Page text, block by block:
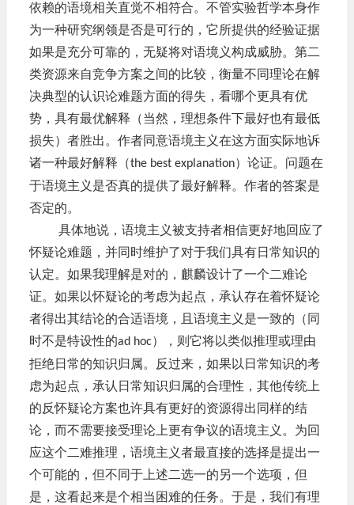
依赖的语境相关直觉不相符合。不管实验哲学本身作
为一种研究纲领是否是可行的，它所提供的经验证据
如果是充分可靠的，无疑将对语境义构成威胁。第二
类资源来自竞争方案之间的比较，衡量不同理论在解
决典型的认识论难题方面的得失，看哪个更具有优
势，具有最优解释（当然，理想条件下最好也有最低
损失）者胜出。作者同意语境主义在这方面实际地诉
诸一种最好解释（the best explanation）论证。问题在
于语境主义是否真的提供了最好解释。作者的答案是
否定的。
具体地说，语境主义被支持者相信更好地回应了
怀疑论难题，并同时维护了对于我们具有日常知识的
认定。如果我理解是对的，麒麟设计了一个二难论
证。如果以怀疑论的考虑为起点，承认存在着怀疑论
者得出其结论的合适语境，且语境主义是一致的（同
时不是特设性的ad hoc），则它将以类似推理或理由
拒绝日常的知识归属。反过来，如果以日常知识的考
虑为起点，承认日常知识归属的合理性，其他传统上
的反怀疑论方案也许具有更好的资源得出同样的结
论，而不需要接受理论上更有争议的语境主义。为回
应这个二难推理，语境主义者最直接的选择是提出一
个可能的，但不同于上述二选一的另一个选项，但
是，这看起来是个相当困难的任务。于是，我们有理